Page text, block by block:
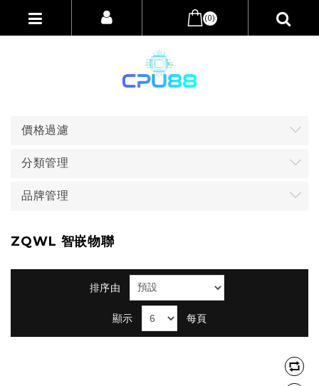
(0)
價格過濾
分類管理
品牌管理
ZQWL 智嵌物聯
排序由
顯示 每頁